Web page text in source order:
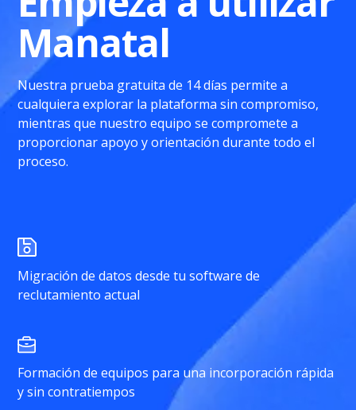
Manatal
Nuestra prueba gratuita de 14 días permite a
cualquiera explorar la plataforma sin compromiso,
mientras que nuestro equipo se compromete a
proporcionar apoyo y orientación durante todo el
proceso.
Migración de datos desde tu software de
reclutamiento actual
Formación de equipos para una incorporación rápida
y sin contratiempos